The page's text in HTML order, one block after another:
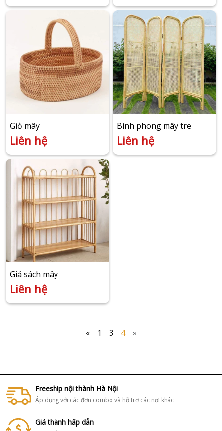
Giỏ mây
Liên hệ
Bình phong mây tre
Liên hệ
Giá sách mây
Liên hệ
« 1 3 4 »
Freeship nội thành Hà Nội
Áp dụng với các đơn combo và hỗ trợ các nơi khác
Giá thành hấp dẫn